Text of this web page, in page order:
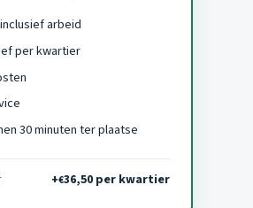
arbeid
per kwartier
30 minuten ter plaatse
+€36,50 per kwartier